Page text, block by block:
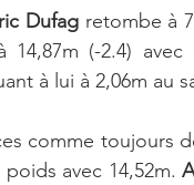
Dufag
14,87m (-2.4)
à lui à 2,06m au
comme toujours
avec 14,52m.